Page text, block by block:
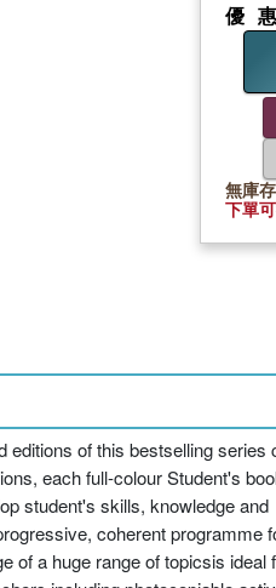
優
無庫
下單
editions of this bestselling series
each full-colour Student's
student's skills, knowledge and
coherent programme
of a huge range of topicsis ideal